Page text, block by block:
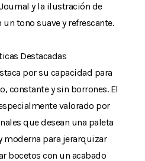
y la ilustración de
tono suave y refrescante.
Destacadas
por su capacidad para
constante y sin borrones. El
valorado por
que desean una paleta
moderna para jerarquizar
bocetos con un acabado